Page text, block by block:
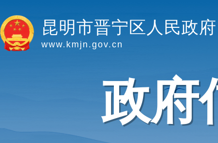
昆明市晋宁区人民政府
www.kmjn.gov.cn
政府